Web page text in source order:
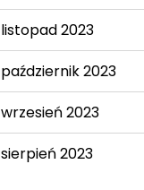
listopad 2023
październik 2023
wrzesień 2023
sierpień 2023